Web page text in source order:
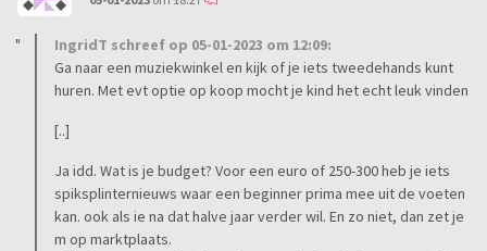
IngridT schreef op 05-01-2023 om 12:09:
Ga naar een muziekwinkel en kijk of je iets tweedehands kunt
huren. Met evt optie op koop mocht je kind het echt leuk vinden
[..]
Ja idd. Wat is je budget? Voor een euro of 250-300 heb je iets
spiksplinternieuws waar een beginner prima mee uit de voeten
kan. ook als ie na dat halve jaar verder wil. En zo niet, dan zet je
m op marktplaats.